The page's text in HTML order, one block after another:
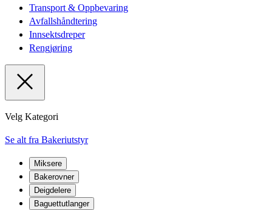
Transport & Oppbevaring
Avfallshåndtering
Innsektsdreper
Rengjøring
Velg Kategori
Se alt fra Bakeriutstyr
Miksere
Bakerovner
Deigdelere
Baguettutlanger